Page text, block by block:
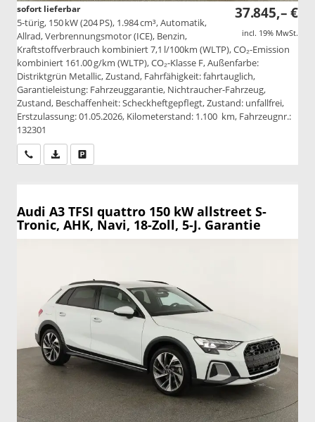
37.845,– €
incl. 19% MwSt.
sofort lieferbar
5-türig, 150 kW (204 PS), 1.984 cm³, Automatik,
Allrad, Verbrennungsmotor (ICE), Benzin,
Kraftstoffverbrauch kombiniert 7,1 l/100km (WLTP), CO₂-Emission
kombiniert 161.00 g/km (WLTP), CO₂-Klasse F, Außenfarbe:
Distriktgrün Metallic, Zustand, Fahrfähigkeit: fahrtauglich,
Garantieleistung: Fahrzeuggarantie, Nichtraucher-Fahrzeug,
Zustand, Beschaffenheit: Scheckheftgepflegt, Zustand: unfallfrei,
Erstzulassung: 01.05.2026, Kilometerstand: 1.100 km, Fahrzeugnr.:
132301
Wir rufen Sie anPDF-Datei, Fahrzeugexposé drucken
Audi A3 TFSI quattro 150 kW allstreet S-
Tronic, AHK, Navi, 18-Zoll, 5-J. Garantie